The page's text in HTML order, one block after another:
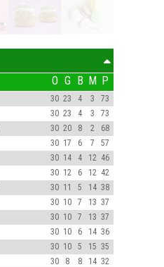
O G B M P
30 23 4 3
73
30 23 4 3
73
30 20 8 2
68
30 17 6 7
57
30 14 4 12 46
30 12 6 12 42
30 11 5 14 38
30 10 7 13 37
30 10 7 13 37
30 10 6 14 36
30 10 5 15 35
30 8 8 14 32